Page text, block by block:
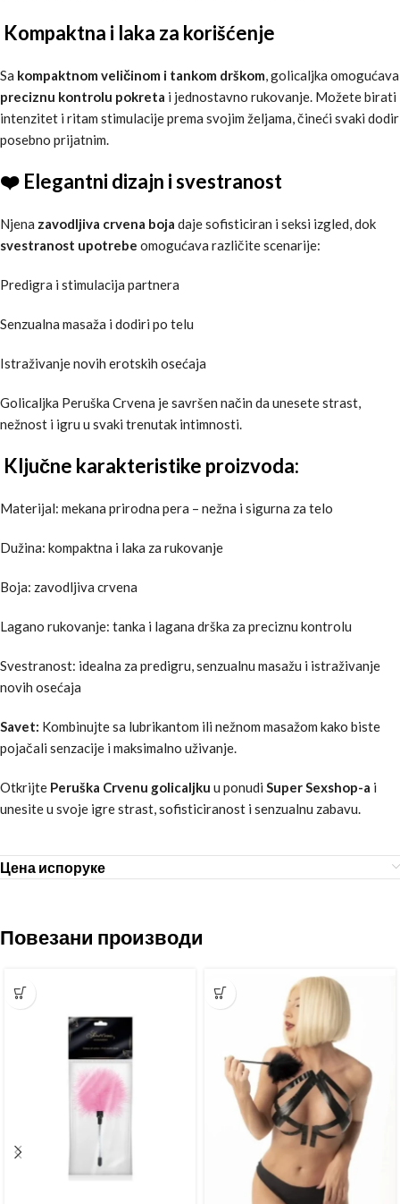
Kompaktna i laka za korišćenje
Sa kompaktnom veličinom i tankom drškom, golicaljka omogućava
preciznu kontrolu pokreta i jednostavno rukovanje. Možete birati
intenzitet i ritam stimulacije prema svojim željama, čineći svaki dodir
posebno prijatnim.
❤️ Elegantni dizajn i svestranost
Njena zavodljiva crvena boja daje sofisticiran i seksi izgled, dok
svestranost upotrebe omogućava različite scenarije:
Predigra i stimulacija partnera
Senzualna masaža i dodiri po telu
Istraživanje novih erotskih osećaja
Golicaljka Peruška Crvena je savršen način da unesete strast,
nežnost i igru u svaki trenutak intimnosti.
Ključne karakteristike proizvoda:
Materijal: mekana prirodna pera – nežna i sigurna za telo
Dužina: kompaktna i laka za rukovanje
Boja: zavodljiva crvena
Lagano rukovanje: tanka i lagana drška za preciznu kontrolu
Svestranost: idealna za predigru, senzualnu masažu i istraživanje
novih osećaja
Savet: Kombinujte sa lubrikantom ili nežnom masažom kako biste
pojačali senzacije i maksimalno uživanje.
Otkrijte Peruška Crvenu golicaljku u ponudi Super Sexshop-a i
unesite u svoje igre strast, sofisticiranost i senzualnu zabavu.
Цена испоруке
Повезани производи